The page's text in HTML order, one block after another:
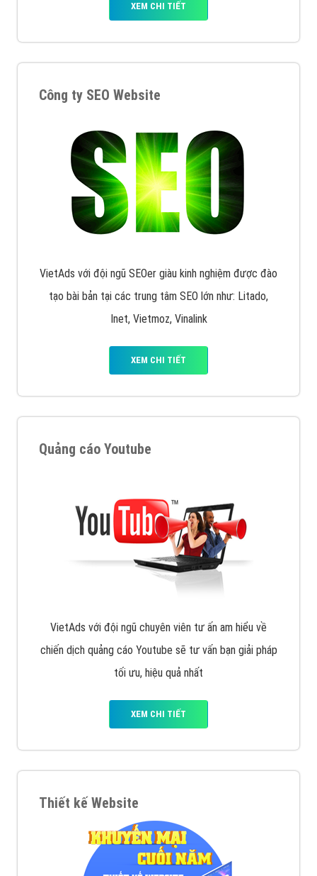
XEM CHI TIẾT
Công ty SEO Website
VietAds với đội ngũ SEOer giàu kinh nghiệm được đào
tạo bài bản tại các trung tâm SEO lớn như: Litado,
Inet, Vietmoz, Vinalink
XEM CHI TIẾT
Quảng cáo Youtube
VietAds với đội ngũ chuyên viên tư ấn am hiểu về
chiến dịch quảng cáo Youtube sẽ tư vấn bạn giải pháp
tối ưu, hiệu quả nhất
XEM CHI TIẾT
Thiết kế Website